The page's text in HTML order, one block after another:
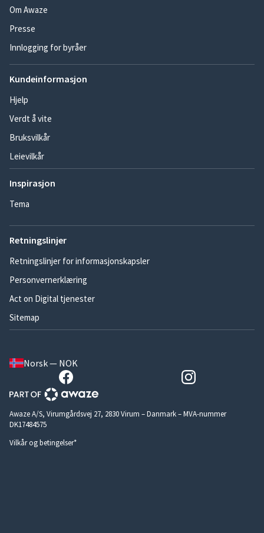
Om Awaze
Presse
Innlogging for byråer
Kundeinformasjon
Hjelp
Verdt å vite
Bruksvilkår
Leievilkår
Inspirasjon
Tema
Retningslinjer
Retningslinjer for informasjonskapsler
Personvernerklæring
Act on Digital tjenester
Sitemap
Norsk — NOK
Awaze A/S, Virumgårdsvej 27, 2830 Virum – Danmark – MVA-nummer
DK17484575
Vilkår og betingelser*